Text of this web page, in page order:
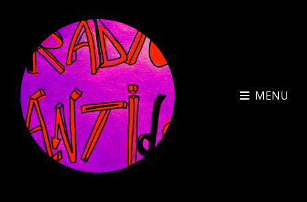
MENU